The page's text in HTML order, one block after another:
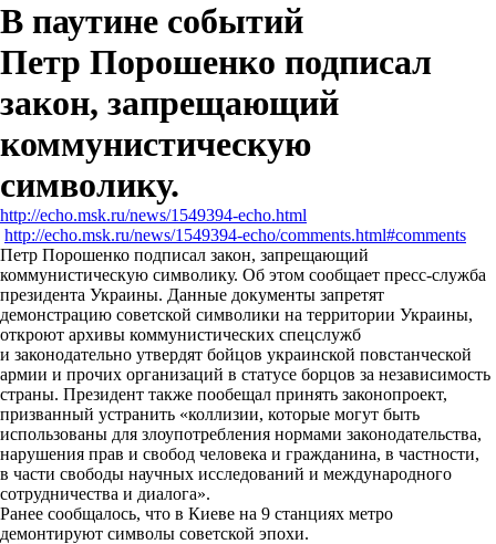
В паутине событий
Петр Порошенко подписал
закон, запрещающий
коммунистическую
символику.
http://echo.msk.ru/news/1549394-echo.html
http://echo.msk.ru/news/1549394-echo/comments.html#comments
Петр Порошенко подписал закон, запрещающий
коммунистическую символику. Об этом сообщает пресс-служба
президента Украины. Данные документы запретят
демонстрацию советской символики на территории Украины,
откроют архивы коммунистических спецслужб
и законодательно утвердят бойцов украинской повстанческой
армии и прочих организаций в статусе борцов за независимость
страны. Президент также пообещал принять законопроект,
призванный устранить «коллизии, которые могут быть
использованы для злоупотребления нормами законодательства,
нарушения прав и свобод человека и гражданина, в частности,
в части свободы научных исследований и международного
сотрудничества и диалога».
Ранее сообщалось, что в Киеве на 9 станциях метро
демонтируют символы советской эпохи.